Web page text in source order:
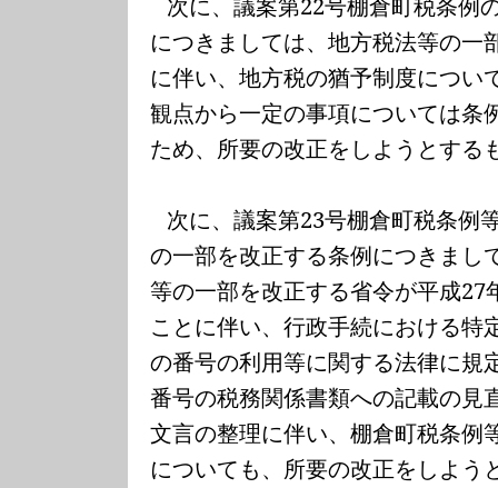
につきましては、地方税法等の一
に伴い、地方税の猶予制度につい
観点から一定の事項については条
ため、所要の改正をしようとする
次に、議案第23号棚倉町税条例
の一部を改正する条例につきまし
等の一部を改正する省令が平成27
ことに伴い、行政手続における特
の番号の利用等に関する法律に規
番号の税務関係書類への記載の見
文言の整理に伴い、棚倉町税条例
についても、所要の改正をしよう